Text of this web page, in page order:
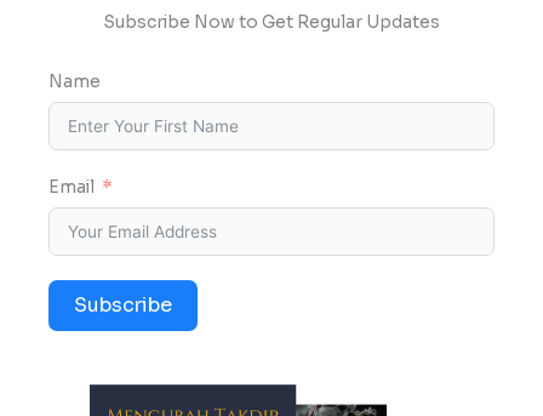
Subscribe Now to Get Regular Updates
Name
Email
Subscribe